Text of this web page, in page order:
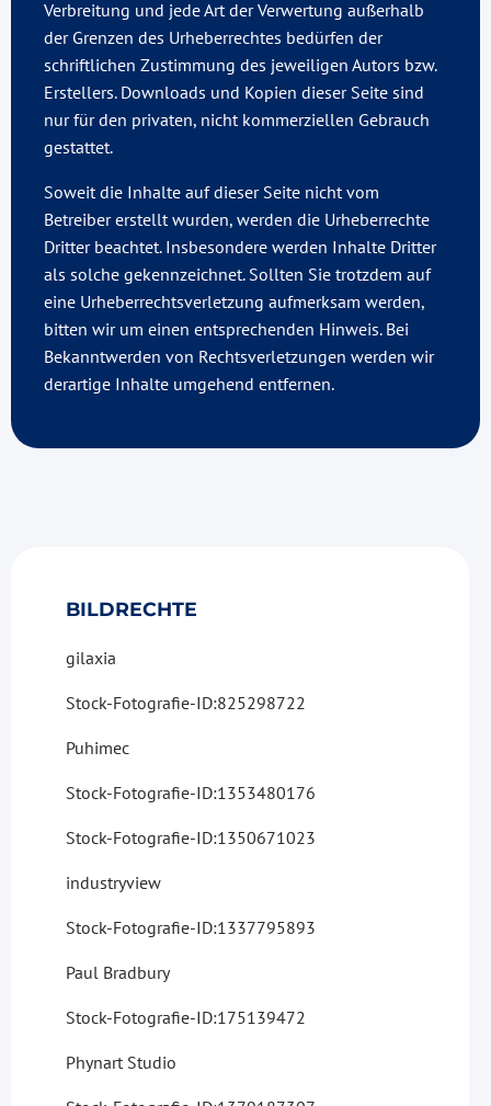
Verbreitung und jede Art der Verwertung außerhalb
der Grenzen des Urheberrechtes bedürfen der
schriftlichen Zustimmung des jeweiligen Autors bzw.
Erstellers. Downloads und Kopien dieser Seite sind
nur für den privaten, nicht kommerziellen Gebrauch
gestattet.
Soweit die Inhalte auf dieser Seite nicht vom
Betreiber erstellt wurden, werden die Urheberrechte
Dritter beachtet. Insbesondere werden Inhalte Dritter
als solche gekennzeichnet. Sollten Sie trotzdem auf
eine Urheberrechtsverletzung aufmerksam werden,
bitten wir um einen entsprechenden Hinweis. Bei
Bekanntwerden von Rechtsverletzungen werden wir
derartige Inhalte umgehend entfernen.
BILDRECHTE
gilaxia
Stock-Fotografie-ID:825298722
Puhimec
Stock-Fotografie-ID:1353480176
Stock-Fotografie-ID:1350671023
industryview
Stock-Fotografie-ID:1337795893
Paul Bradbury
Stock-Fotografie-ID:175139472
Phynart Studio